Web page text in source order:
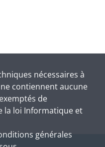
nécessaires à
contiennent aucune
de
la loi Informatique et
générales